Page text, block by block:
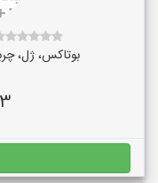
بوتاکس، ژل،